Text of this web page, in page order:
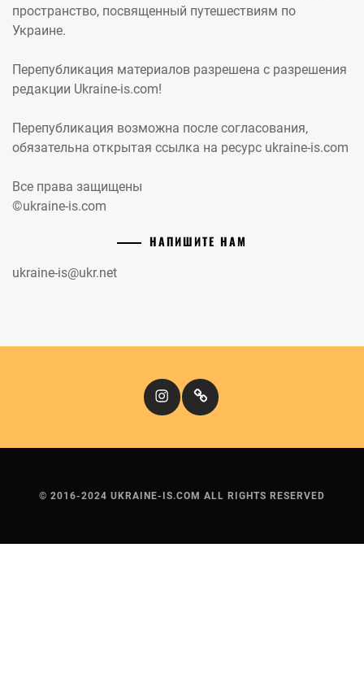
пространство, посвященный путешествиям по
Украине.
Перепубликация материалов разрешена с разрешения
редакции Ukraine-is.com!
Перепубликация возможна после согласования,
обязательна открытая ссылка на ресурс ukraine-is.com
Все права защищены
©ukraine-is.com
НАПИШИТЕ НАМ
ukraine-is@ukr.net
InstagramКіномандри
© 2016-2024 UKRAINE-IS.COM ALL RIGHTS RESERVED